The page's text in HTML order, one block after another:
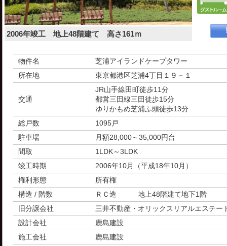
2006年竣工 地上48階建て 高さ161ｍ
物件名
芝浦アイランドケープタワー
所在地
東京都港区芝浦4丁目１９－１
交通
JR山手線田町徒歩11分
都営三田線三田徒歩15分
ゆりかもめ芝浦ふ頭徒歩13分
総戸数
1095戸
駐車場
月額28,000～35,000円台
間取
1LDK～3LDK
竣工時期
2006年10月（平成18年10月）
権利形態
所有権
構造 / 階数
ＲＣ造 地上48階建て地下1階
旧分譲会社
三井不動産・オリックスリアルエステー
設計会社
鹿島建設
施工会社
鹿島建設